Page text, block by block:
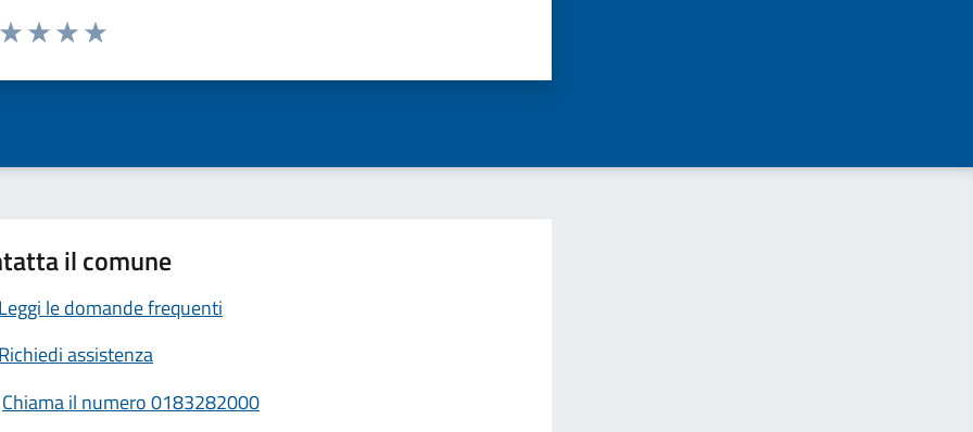
da 1 a 5 stelle la pagina
il comune
le domande frequenti
assistenza
Chiama il numero 0183282000